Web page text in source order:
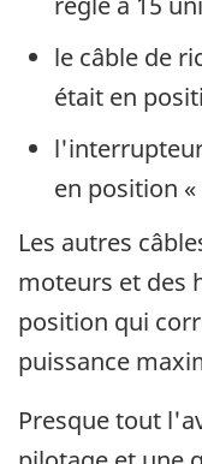
le câble de
était en
en position «
Les autres
moteurs et des
position qui
puissance
Presque tout